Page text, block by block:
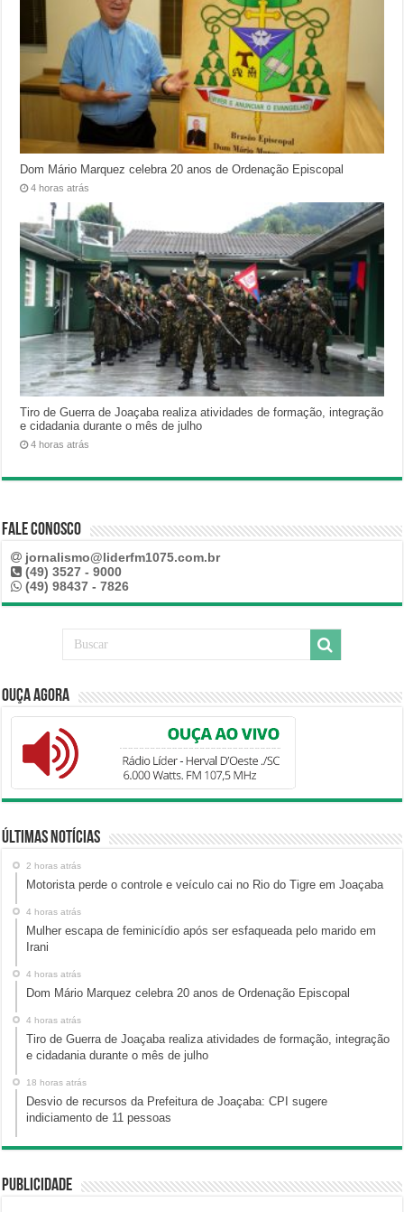
Dom Mário Marquez celebra 20 anos de Ordenação Episcopal
4 horas atrás
Tiro de Guerra de Joaçaba realiza atividades de formação, integração
e cidadania durante o mês de julho
4 horas atrás
Fale Conosco
jornalismo@liderfm1075.com.br
(49) 3527 - 9000
(49) 98437 - 7826
Ouça Agora
Últimas Notícias
2 horas atrás
Motorista perde o controle e veículo cai no Rio do Tigre em Joaçaba
4 horas atrás
Mulher escapa de feminicídio após ser esfaqueada pelo marido em
Irani
4 horas atrás
Dom Mário Marquez celebra 20 anos de Ordenação Episcopal
4 horas atrás
Tiro de Guerra de Joaçaba realiza atividades de formação, integração
e cidadania durante o mês de julho
18 horas atrás
Desvio de recursos da Prefeitura de Joaçaba: CPI sugere
indiciamento de 11 pessoas
Publicidade